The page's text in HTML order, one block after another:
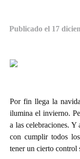
Publicado el 17
Por fin llega la
ilumina el invierno.
a las celebraciones. Y
con cumplir todos
tener un cierto control